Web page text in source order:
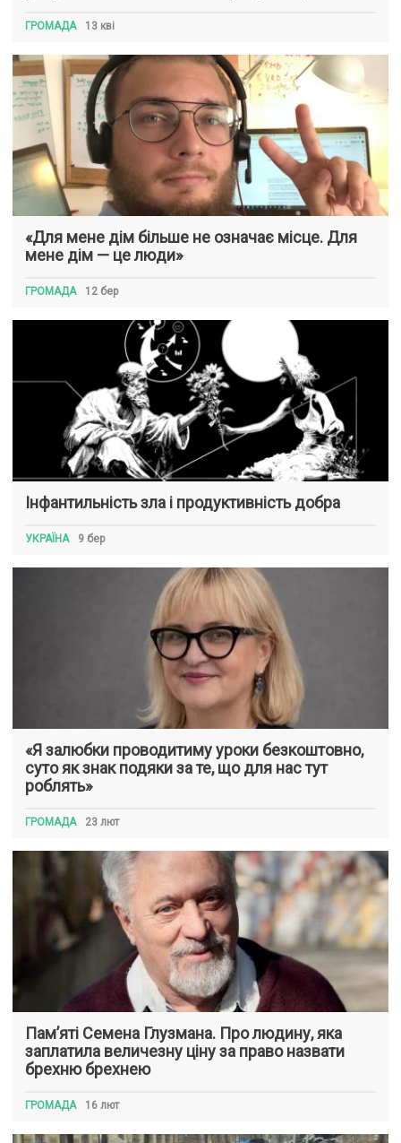
ГРОМАДА 13 кві
«Для мене дім більше не означає місце. Для
мене дім — це люди»
ГРОМАДА 12 бер
Інфантильність зла і продуктивність добра
УКРАЇНА 9 бер
«Я залюбки проводитиму уроки безкоштовно,
суто як знак подяки за те, що для нас тут
роблять»
ГРОМАДА 23 лют
Пам’яті Семена Глузмана. Про людину, яка
заплатила величезну ціну за право назвати
брехню брехнею
ГРОМАДА 16 лют